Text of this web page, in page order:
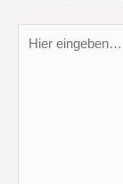
eingeben…